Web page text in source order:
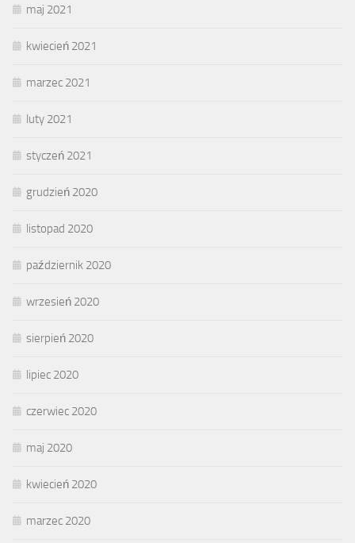
maj 2021
kwiecień 2021
marzec 2021
luty 2021
styczeń 2021
grudzień 2020
listopad 2020
październik 2020
wrzesień 2020
sierpień 2020
lipiec 2020
czerwiec 2020
maj 2020
kwiecień 2020
marzec 2020